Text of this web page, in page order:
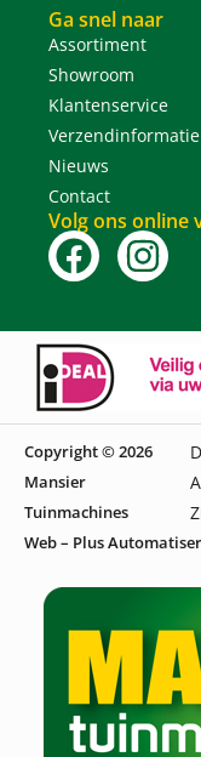
Ga snel naar
Assortiment
Showroom
Klantenservice
Verzendinformatie
Nieuws
Contact
Volg ons online
Copyright © 2026
Mansier
Tuinmachines
Web – Plus